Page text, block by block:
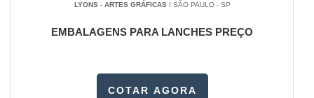
LYONS - ARTES GRÁFICAS/ SÃO PAULO - SP
EMBALAGENS PARA LANCHES PREÇO
COTAR AGORA